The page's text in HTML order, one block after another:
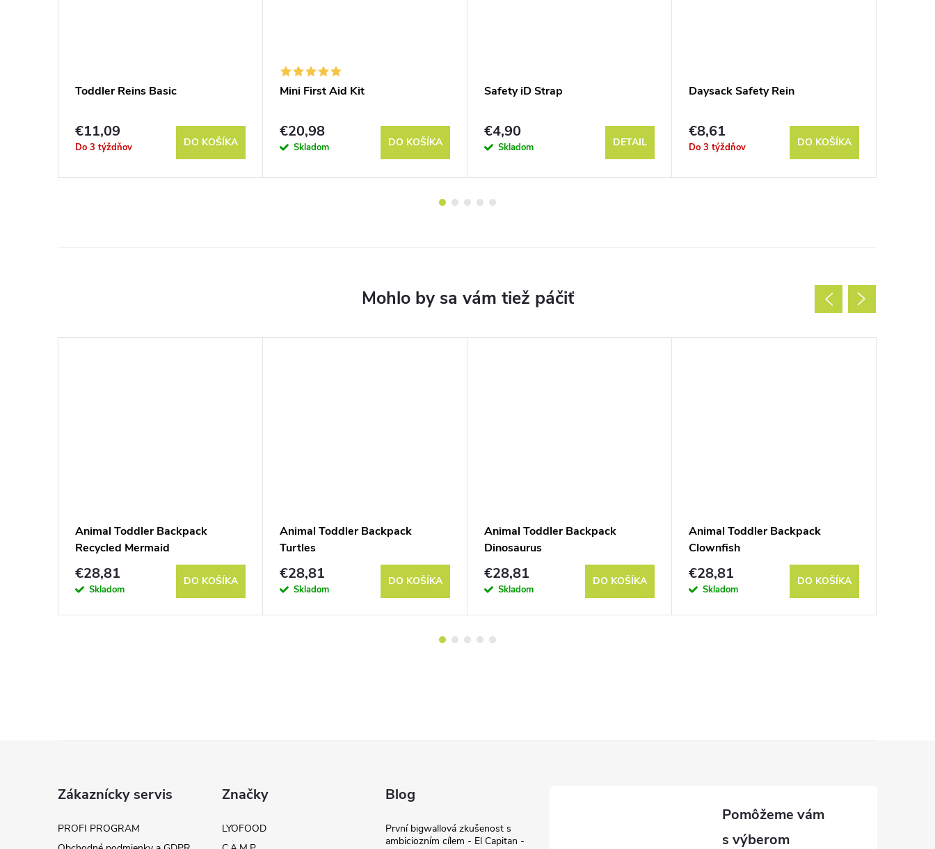
Toddler Reins Basic
€11,09
Do 3 týždňov DO KOŠÍKA
Mini First Aid Kit
€20,98
Skladom DO KOŠÍKA
Safety iD Strap
€4,90
Skladom DETAIL
Daysack Safety Rein
€8,61
Do 3 týždňov DO KOŠÍKA
Animal Toddler Backpack
Recycled Mermaid
€28,81
Skladom
DO KOŠÍKA
Animal Toddler Backpack
Turtles
€28,81
Skladom
DO KOŠÍKA
Animal Toddler Backpack
Dinosaurus
€28,81
Skladom
DO KOŠÍKA
Animal Toddler Backpack
Clownfish
€28,81
Skladom
DO KOŠÍKA
Zákaznícky servis
PROFI PROGRAM
Značky
LYOFOOD
Blog
První bigwallová zkušenost s
ambiciozním cílem - El Capitan -